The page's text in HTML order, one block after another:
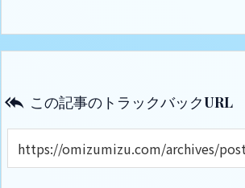
 この記事のトラックバックURL